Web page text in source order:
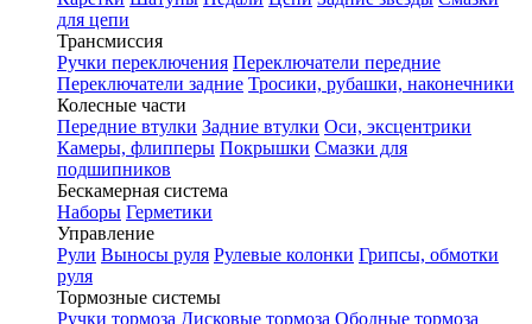
для цепи
Трансмиссия
Ручки переключения Переключатели передние
Переключатели задние Тросики, рубашки, наконечники
Колесные части
Передние втулки Задние втулки Оси, эксцентрики
Камеры, флипперы Покрышки Смазки для
подшипников
Бескамерная система
Наборы Герметики
Управление
Рули Выносы руля Рулевые колонки Грипсы, обмотки
руля
Тормозные системы
Ручки тормоза Дисковые тормоза Ободные тормоза